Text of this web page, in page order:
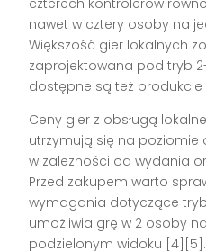
czterech kontrolerów
nawet w cztery osoby na
Większość gier lokalnych
zaprojektowana pod tryb
dostępne są też
Ceny gier z obsługą
utrzymują się na poziomie
w zależności od wydania
Przed zakupem warto
wymagania dotyczące
umożliwia grę w 2 osoby
podzielonym widoku [4][5] .